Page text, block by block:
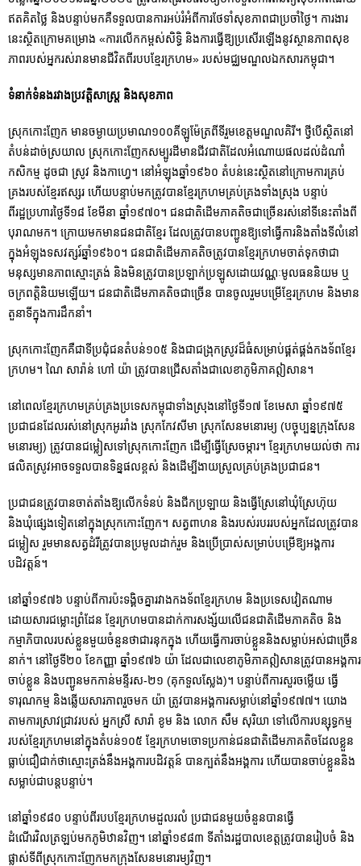
ឥតគិតថ្លៃ និងបន្ទាប់មកគឺទទួលបានការអប់រំអំពីការថែទាំសុខភាពជាប្រចាំថ្ងៃ។ ការងារ
នេះសិ្ថតក្រោមគម្រោង «ការលើកកម្ពស់សិទ្ធិ និងការធ្វើឱ្យប្រសើរឡើងនូវស្ថានភាពសុខ
ភាពរបស់អ្នករស់រានមានជីវិតពីរបបខ្មែរក្រហម» របស់មជ្ឈមណ្ឌលឯកសារកម្ពុជា។
ទំនាក់ទំនងរវាងប្រវត្តិសាស្រ្ត និងសុខភាព
ស្រុកកោះញែក មានចម្ងាយប្រមាណ១០០គីឡូម៉ែត្រពីទីរួមខេត្តមណ្ឌលគិរី។ ថ្វីបើស្ថិតនៅ
តំបន់ដាច់ស្រយាល ស្រុកកោះញែកសម្បូរដីមានជីវជាតិដែលអំណោយផលដល់ដំណាំ
កសិកម្ម ដូចជា ស្រូវ និងកាហ្វេ។ នៅអំឡុងឆ្នាំ១៩៦០ តំបន់នេះស្ថិតនៅក្រោមការគ្រប់
គ្រងរបស់ខ្មែរឥស្សរ ហើយបន្ទាប់មកត្រូវបានខ្មែរក្រហមគ្រប់គ្រងទាំងស្រុង បន្ទាប់
ពីរដ្ឋប្រហារថ្ងៃទី១៨ ខែមីនា ឆ្នាំ១៩៧០។ ជនជាតិដើមភាគតិចជាច្រើនរស់នៅទីនេះតាំងពី
បុរាណមក។ ក្រោយមកមានជនជាតិខ្មែរ ដែលត្រូវបានបញ្ជូនឱ្យទៅធ្វើការនិងតាំងទីលំនៅ
ក្នុងអំឡុងទសវត្សរ៍ឆ្នាំ១៩៦០។ ជនជាតិដើមភាគតិចត្រូវបានខ្មែរក្រហមចាត់ទុកថាជា
មនុស្សមានភាពស្មោះត្រង់ និងមិនត្រូវបានប្រឡាក់ប្រឡូសដោយវណ្ណៈមូលធននិយម ឬ
ចក្រពត្តិនិយមឡើយ។ ជនជាតិដើមភាគតិចជាច្រើន បានចូលរួមបម្រើខ្មែរក្រហម និងមាន
តួនាទីក្នុងការដឹកនាំ។
ស្រុកកោះញែកគឺជាទីប្រជុំជនតំបន់១០៥ និងជាជង្រុកស្រូវដ៏ធំសម្រាប់ផ្គត់ផ្គង់កងទ័ពខ្មែរ
ក្រហម។ ណៃ សារ៉ាន់ ហៅ យ៉ា ត្រូវបានជ្រើសតាំងជាលេខាភូមិភាគឦសាន។
នៅពេលខ្មែរក្រហមគ្រប់គ្រងប្រទេសកម្ពុជាទាំងស្រុងនៅថ្ងៃទី១៧ ខែមេសា ឆ្នាំ១៩៧៥
ប្រជាជនដែលរស់នៅស្រុកអូររាំង ស្រុកកែវសីមា ស្រុកសែនមនោរម្យ (បច្ចុប្បន្នក្រុងសែន
មនោរម្យ) ត្រូវបានជម្លៀសទៅស្រុកកោះញែក ដើម្បីធ្វើស្រែចម្ការ។ ខ្មែរក្រហមយល់ថា ការ
ផលិតស្រូវអាចទទួលបានទិន្នផលខ្ពស់ និងដើម្បីងាយស្រួលគ្រប់គ្រងប្រជាជន។
ប្រជាជនត្រូវបានចាត់តាំងឱ្យលើកទំនប់ និងជីកប្រឡាយ និងធ្វើស្រែនៅឃុំស្រែហ៊ុយ
និងឃុំផ្សេងទៀតនៅក្នុងស្រុកកោះញែក។ សត្វពាហន និងរបស់របររបស់អ្នកដែលត្រូវបាន
ជម្លៀស រួមមានសត្វដំរីត្រូវបានប្រមូលដាក់រួម និងប្រើប្រាស់សម្រាប់បម្រើឱ្យអង្គការ
បដិវត្តន៍។
នៅឆ្នាំ១៩៧៦ បន្ទាប់ពីការប៉ះទង្គិចគ្នារវាងកងទ័ពខ្មែរក្រហម និងប្រទេសវៀតណាម
ដោយសារជម្លោះព្រំដែន ខ្មែរក្រហមបានដាក់ការសង្ស័យលើជនជាតិដើមភាគតិច និង
កម្មាភិបាលរបស់ខ្លួនមួយចំនួនថាជារនុកក្នុង ហើយធ្វើការចាប់ខ្លួននិងសម្លាប់អស់ជាច្រើន
នាក់។ នៅថ្ងៃទី២០ ខែកញ្ញា ឆ្នាំ១៩៧៦ យ៉ា ដែលជាលេខាភូមិភាគឦសានត្រូវបានអង្គការ
ចាប់ខ្លួន និងបញ្ជូនមកកាន់មន្ទីរស-២១ (គុកទួលស្លែង)។ បន្ទាប់ពីការសួរចម្លើយ ធ្វើ
ទារុណកម្ម និងឆ្លើយសារភាពរួចមក យ៉ា ត្រូវបានអង្គការសម្លាប់នៅឆ្នាំ១៩៧៧។ យោង
តាមការស្រាវជ្រាវរបស់ អ្នកស្រី សារ៉ា ខូម និង លោក សឹម សុរិយា ទៅលើការបន្សុទ្ធកម្ម
របស់ខ្មែរក្រហមនៅក្នុងតំបន់១០៥ ខ្មែរក្រហមចោទប្រកាន់ជនជាតិដើមភាគតិចដែលខ្លួន
ធ្លាប់ជឿជាក់ថាស្មោះត្រង់នឹងអង្គការបដិវត្តន៍ បានក្បត់នឹងអង្គការ ហើយបានចាប់ខ្លួននិង
សម្លាប់ជាបន្តបន្ទាប់។
នៅឆ្នាំ១៩៨០ បន្ទាប់ពីរបបខ្មែរក្រហមដួលរលំ ប្រជាជនមួយចំនួនបានធ្វើ
ដំណើរវិលត្រឡប់មកភូមិឋានវិញ។ នៅឆ្នាំ១៩៨៣ ទីតាំងរដ្ឋបាលខេត្តត្រូវបានរៀបចំ និង
ផ្លាស់ទីពីស្រុកកោះញែកមកក្រុងសែនមនោរម្យវិញ។